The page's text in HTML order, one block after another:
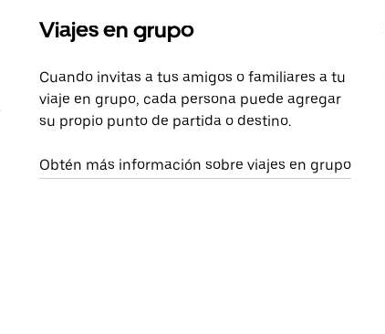
Viajes en grupo
Cuando invitas a tus amigos o familiares a tu
viaje en grupo, cada persona puede agregar
su propio punto de partida o destino.
Obtén más información sobre viajes en grupo